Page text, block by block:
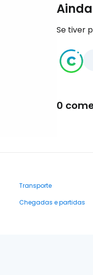
Se tiver
0
Transporte
Chegadas e partidas